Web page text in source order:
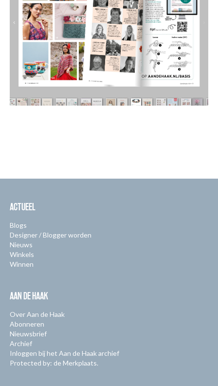
ACTUEEL
Blogs
Designer / Blogger worden
Nieuws
Winkels
Winnen
AAN DE HAAK
Over Aan de Haak
Abonneren
Nieuwsbrief
Archief
Inloggen bij het Aan de Haak archief
Protected by: de Merkplaats.